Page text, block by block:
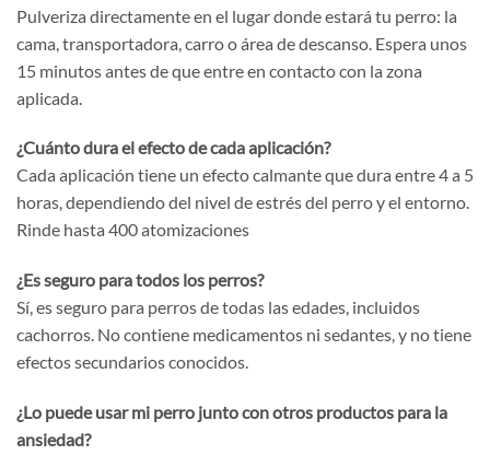
Pulveriza directamente en el lugar donde estará tu perro: la
cama, transportadora, carro o área de descanso. Espera unos
15 minutos antes de que entre en contacto con la zona
aplicada.
¿Cuánto dura el efecto de cada aplicación?
Cada aplicación tiene un efecto calmante que dura entre 4 a 5
horas, dependiendo del nivel de estrés del perro y el entorno.
Rinde hasta 400 atomizaciones
¿Es seguro para todos los perros?
Sí, es seguro para perros de todas las edades, incluidos
cachorros. No contiene medicamentos ni sedantes, y no tiene
efectos secundarios conocidos.
¿Lo puede usar mi perro junto con otros productos para la
ansiedad?